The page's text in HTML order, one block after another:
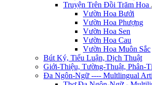
Truyện Trên Đồi Trăm Hoa
Vườn Hoa Bưởi
Vườn Hoa Phượng
Vườn Hoa Sen
Vườn Hoa Cau
Vườn Hoa Muôn Sắc
Bút Ký, Tiểu Luận, Dịch Thuật
Giới-Thiệu, Tường-Thuật, Phân-
Đa Ngôn-Ngữ ---- Multlingual